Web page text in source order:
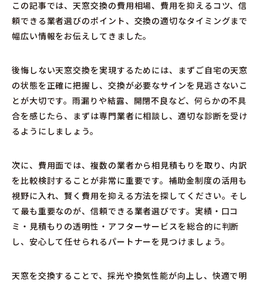
この記事では、天窓交換の費用相場、費用を抑えるコツ、信
頼できる業者選びのポイント、交換の適切なタイミングまで
幅広い情報をお伝えしてきました。
後悔しない天窓交換を実現するためには、まずご自宅の天窓
の状態を正確に把握し、交換が必要なサインを見逃さないこ
とが大切です。雨漏りや結露、開閉不良など、何らかの不具
合を感じたら、まずは専門業者に相談し、適切な診断を受け
るようにしましょう。
次に、費用面では、複数の業者から相見積もりを取り、内訳
を比較検討することが非常に重要です。補助金制度の活用も
視野に入れ、賢く費用を抑える方法を探してください。そし
て最も重要なのが、信頼できる業者選びです。実績・口コ
ミ・見積もりの透明性・アフターサービスを総合的に判断
し、安心して任せられるパートナーを見つけましょう。
天窓を交換することで、採光や換気性能が向上し、快適で明